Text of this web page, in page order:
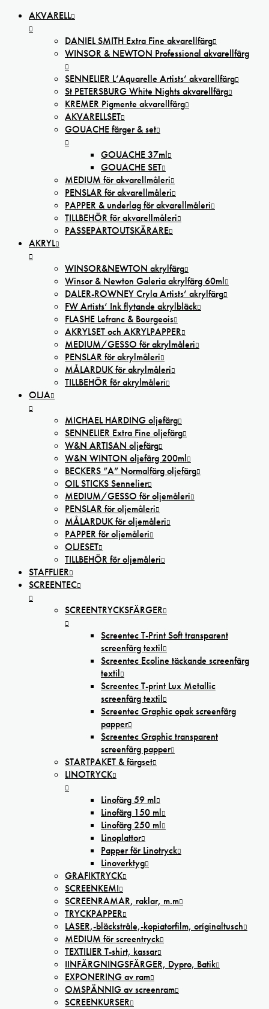
AKVARELL
DANIEL SMITH Extra Fine akvarellfärg
WINSOR & NEWTON Professional akvarellfärg
SENNELIER L’Aquarelle Artists’ akvarellfärg
St PETERSBURG White Nights akvarellfärg
KREMER Pigmente akvarellfärg
AKVARELLSET
GOUACHE färger & set
GOUACHE 37ml
GOUACHE SET
MEDIUM för akvarellmåleri
PENSLAR för akvarellmåleri
PAPPER & underlag för akvarellmåleri
TILLBEHÖR för akvarellmåleri
PASSEPARTOUTSKÄRARE
AKRYL
WINSOR&NEWTON akrylfärg
Winsor & Newton Galeria akrylfärg 60ml
DALER-ROWNEY Cryla Artists’ akrylfärg
FW Artists’ Ink flytande akrylbläck
FLASHE Lefranc & Bourgeois
AKRYLSET och AKRYLPAPPER
MEDIUM/GESSO för akrylmåleri
PENSLAR för akrylmåleri
MÅLARDUK för akrylmåleri
TILLBEHÖR för akrylmåleri
OLJA
MICHAEL HARDING oljefärg
SENNELIER Extra Fine oljefärg
W&N ARTISAN oljefärg
W&N WINTON oljefärg 200ml
BECKERS ”A” Normalfärg oljefärg
OIL STICKS Sennelier
MEDIUM/GESSO för oljemåleri
PENSLAR för oljemåleri
MÅLARDUK för oljemåleri
PAPPER för oljemåleri
OLJESET
TILLBEHÖR för oljemåleri
STAFFLIER
SCREENTEC
SCREENTRYCKSFÄRGER
Screentec T-Print Soft transparent
screenfärg textil
Screentec Ecoline täckande screenfärg
textil
Screentec T-print Lux Metallic
screenfärg textil
Screentec Graphic opak screenfärg
papper
Screentec Graphic transparent
screenfärg papper
STARTPAKET & färgset
LINOTRYCK
Linofärg 59 ml
Linofärg 150 ml
Linofärg 250 ml
Linoplattor
Papper för Linotryck
Linoverktyg
GRAFIKTRYCK
SCREENKEMI
SCREENRAMAR, raklar, m.m
TRYCKPAPPER
LASER,-bläckstråle,-kopiatorfilm, oríginaltusch
MEDIUM för screentryck
TEXTILIER T-shirt, kassar
IINFÄRGNINGSFÄRGER, Dypro, Batik
EXPONERING av ram
OMSPÄNNIG av screenram
SCREENKURSER